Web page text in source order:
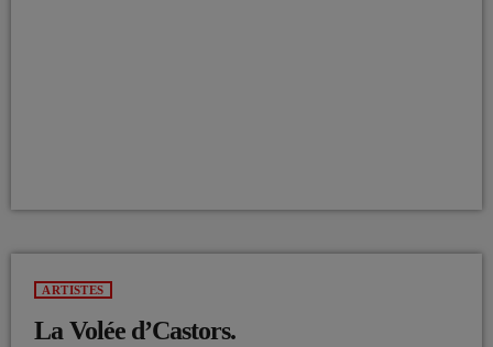
ARTISTES
La Volée d’Castors.